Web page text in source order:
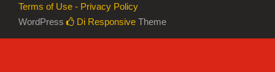
Terms of Use - Privacy Policy
WordPress
Di Responsive Theme